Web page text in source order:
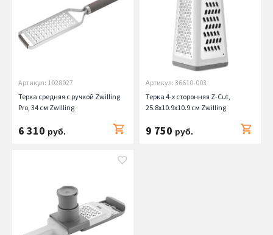
Артикул: 1028027
Терка средняя с ручкой Zwilling
Pro, 34 см Zwilling
6 310 руб.
Артикул: 36610-003
Терка 4-х сторонняя Z-Cut,
25.8х10.9х10.9 см Zwilling
9 750 руб.